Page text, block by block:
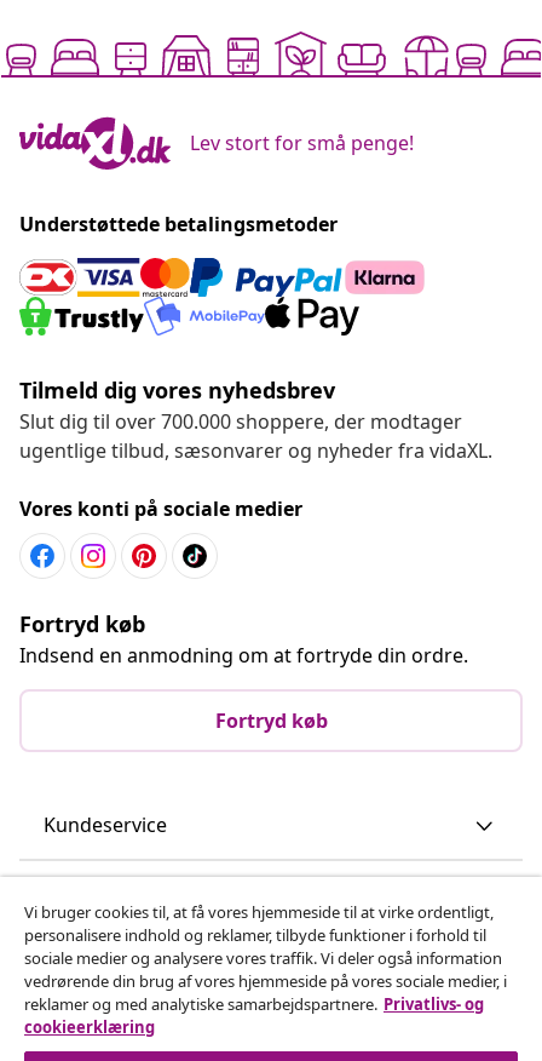
Lev stort for små penge!
Understøttede betalingsmetoder
Tilmeld dig vores nyhedsbrev
Slut dig til over 700.000 shoppere, der modtager
ugentlige tilbud, sæsonvarer og nyheder fra vidaXL.
Vores konti på sociale medier
Fortryd køb
Indsend en anmodning om at fortryde din ordre.
Fortryd køb
Kundeservice
vidaXL
Opdag mere
Vi bruger cookies til, at få vores hjemmeside til at virke ordentligt,
personalisere indhold og reklamer, tilbyde funktioner i forhold til
sociale medier og analysere vores traffik. Vi deler også information
vedrørende din brug af vores hjemmeside på vores sociale medier, i
reklamer og med analytiske samarbejdspartnere. Privatlivs- og
cookieerklæring